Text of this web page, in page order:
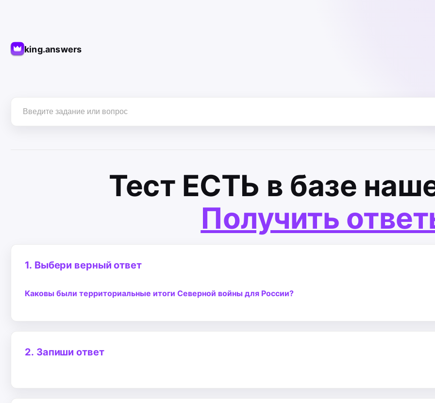
king.answers
Тест ЕСТЬ в базе
Получить
1. Выбери верный ответ
Каковы были территориальные итоги Северной войны для России?
2. Запиши ответ